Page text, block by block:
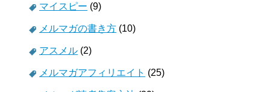
マイスピー (9)
メルマガの書き方 (10)
アスメル (2)
メルマガアフィリエイト (25)